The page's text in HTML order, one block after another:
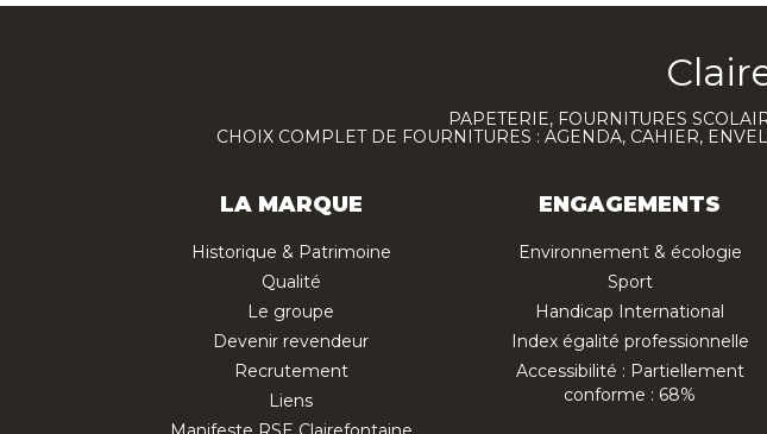
PAPETERIE, FOURNITURES
CHOIX COMPLET DE FOURNITURES : AGENDA, CAHIER,
LA MARQUE
Historique & Patrimoine
Qualité
Le groupe
Devenir revendeur
Recrutement
Liens
ENGAGEMENTS
Environnement & écologie
Sport
Handicap International
Index égalité professionnelle
Accessibilité : Partiellement
conforme : 68%